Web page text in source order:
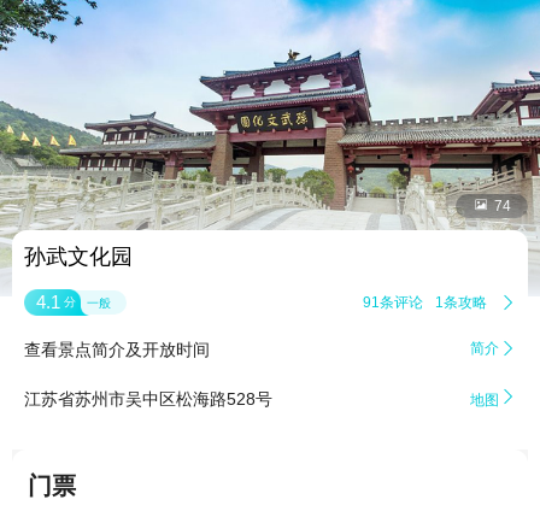
 74
孙武文化园
4.1 分 一般 91条评论 1条攻略 
查看景点简介及开放时间 简介 
江苏省苏州市吴中区松海路528号 地图 
门票
